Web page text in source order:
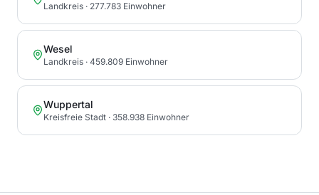
Landkreis · 277.783 Einwohner
Wesel
Landkreis · 459.809 Einwohner
Wuppertal
Kreisfreie Stadt · 358.938 Einwohner